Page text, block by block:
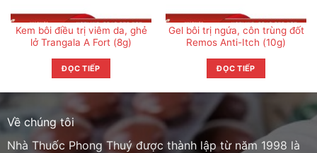
Kem bôi điều trị viêm da, ghẻ
lở Trangala A Fort (8g)
ĐỌC TIẾP
Gel bôi trị ngứa, côn trùng đốt
Remos Anti-Itch (10g)
ĐỌC TIẾP
Về chúng tôi
Nhà Thuốc Phong Thuý được thành lập từ năm 1998 là